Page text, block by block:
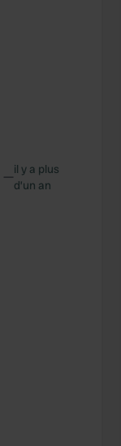
—il y a plus
d’un an